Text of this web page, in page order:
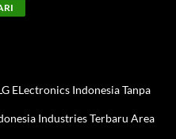
ELectronics Indonesia Tanpa
Industries Terbaru Area